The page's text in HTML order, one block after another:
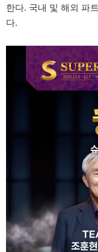
한다. 국내 및 해외 파
다.